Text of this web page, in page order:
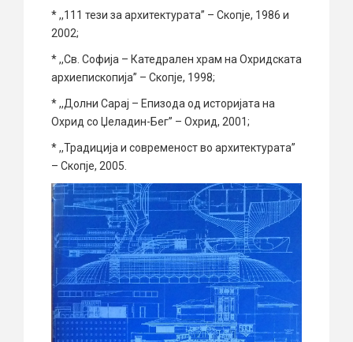
* ,,111 тези за архитектурата” – Скопје, 1986 и
2002;
* ,,Св. Софија – Катедрален храм на Охридската
архиепископија” – Скопје, 1998;
* ,,Долни Сарај – Епизода од историјата на
Охрид со Џеладин-Бег” – Охрид, 2001;
* ,,Традиција и современост во архитектурата”
– Скопје, 2005.